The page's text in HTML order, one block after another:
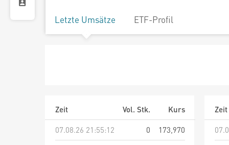
Letzte Umsätze ETF-Profil
Zeit Vol. Stk.
Kurs
07.08.26 21:55:12
0
173,970
Zeit